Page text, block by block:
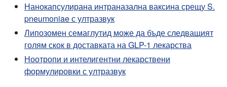
Нанокапсулирана интраназална ваксина срещу S.
pneumoniae с ултразвук
Липозомен семаглутид може да бъде следващият
голям скок в доставката на GLP-1 лекарства
Ноотропи и интелигентни лекарствени
формулировки с ултразвук